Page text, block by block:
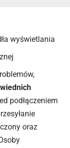
wyświetlania
podłączeniem
oraz